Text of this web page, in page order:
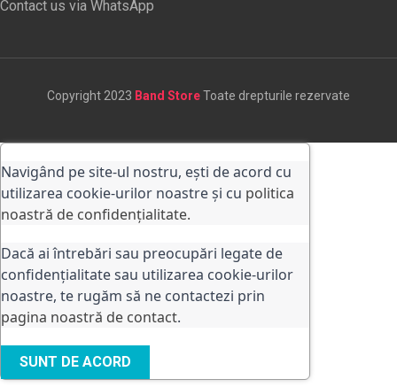
Contact us via WhatsApp
Copyright 2023 Band StoreToate drepturile rezervate
Navigând pe site-ul nostru, ești de acord cu
utilizarea cookie-urilor noastre și cu politica
noastră de confidențialitate.
Dacă ai întrebări sau preocupări legate de
confidențialitate sau utilizarea cookie-urilor
noastre, te rugăm să ne contactezi prin
pagina noastră de contact.
SUNT DE ACORD